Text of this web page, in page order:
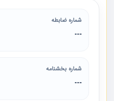
شماره ضابطه
---
شماره بخشنامه
---